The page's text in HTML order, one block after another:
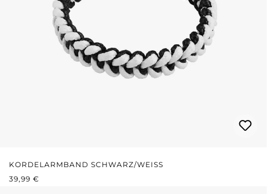
KORDELARMBAND SCHWARZ/WEISS
REGULÄRER PREIS:
39,99 €